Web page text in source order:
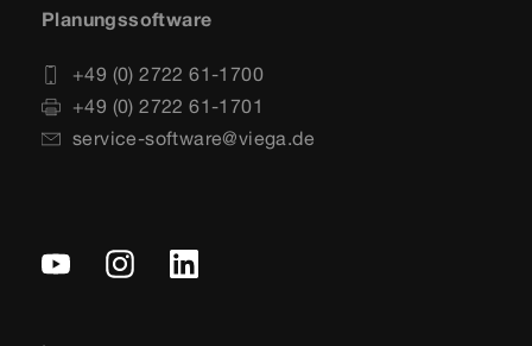
Planungssoftware
+49 (0) 2722 61-1700
+49 (0) 2722 61-1701
service-software@viega.de